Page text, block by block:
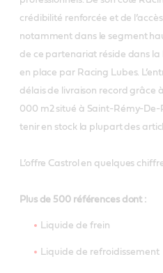
crédibilité renforcée et de
notamment dans le segment
de ce partenariat réside dans
en place par Racing Lubes.
délais de livraison record grâce
000 m2 situé à Saint-Rémy-
tenir en stock la plupart des
L’offre Castrol en quelques
Plus de 500 références dont :
Liquide de frein
Liquide de refroidissement